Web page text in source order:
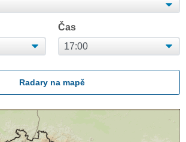
Čas
Radary na mapě